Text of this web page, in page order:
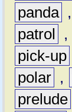
panda ,
patrol
,
pick-up
polar ,
prelude